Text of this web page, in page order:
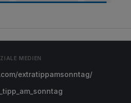
MEDIEN
extratippamsonntag/